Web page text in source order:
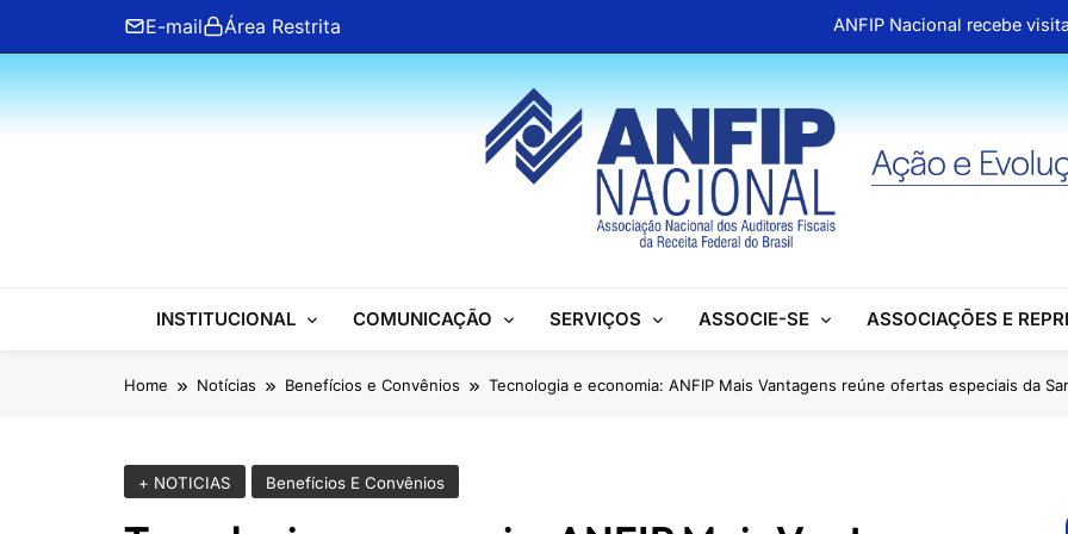
content
E-mail Área Restrita ANFIP Nacional recebe
ANFIP reúne escritórios de advocacia para discutir
Honras a um gigante na construção da Seguridade
ANFIP Nacional recebe
ANFIP reúne escritórios de advocacia para
Honras a um gigante na construção da Seguridade
ANFIP Nacional
INSTITUCIONAL COMUNICAÇÃO SERVIÇOS ASSOCIE-SE ASSOCIAÇÕES E
Home Notícias Benefícios e Convênios Tecnologia e economia: ANFIP Mais Vantagens reúne ofertas especiais da
+ NOTICIAS Benefícios E Convênios